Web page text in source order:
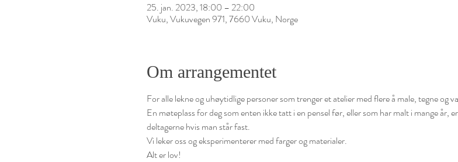
25. jan. 2023, 18:00 – 22:00
Vuku, Vukuvegen 971, 7660 Vuku, Norge
Om arrangementet
For alle lekne og uhøytidlige personer som trenger et atelier med flere å male, tegne og
En møteplass for deg som enten ikke tatt i en pensel før, eller som har malt i mange år,
deltagerne hvis man står fast.
Vi leker oss og eksperimenterer med farger og materialer.
Alt er lov!